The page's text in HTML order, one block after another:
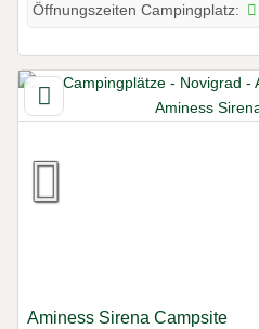
Öffnungszeiten Campingplatz:
Aminess Sirena Campsite